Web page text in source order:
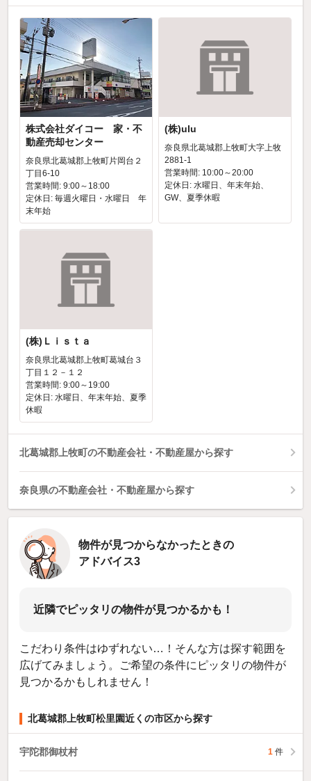
株式会社ダイコー 家・不
動産売却センター
奈良県北葛城郡上牧町片岡台２
丁目6-10
営業時間: 9:00～18:00
定休日: 毎週火曜日・水曜日 年
末年始
(株)ulu
奈良県北葛城郡上牧町大字上牧
2881-1
営業時間: 10:00～20:00
定休日: 水曜日、年末年始、
GW、夏季休暇
(株)Ｌｉｓｔａ
奈良県北葛城郡上牧町葛城台３
丁目１２－１２
営業時間: 9:00～19:00
定休日: 水曜日、年末年始、夏季
休暇
北葛城郡上牧町の不動産会社・不動産屋から探す
奈良県の不動産会社・不動産屋から探す
物件が見つからなかったときの
アドバイス3
近隣でピッタリの物件が見つかるかも！
こだわり条件はゆずれない…！そんな方は探す範囲を
広げてみましょう。ご希望の条件にピッタリの物件が
見つかるかもしれません！
北葛城郡上牧町松里園近くの市区から探す
宇陀郡御杖村 1 件